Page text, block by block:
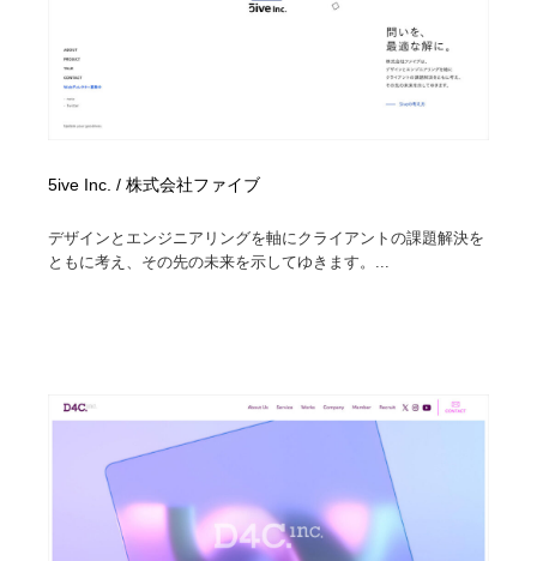
5ive Inc. / 株式会社ファイブ
デザインとエンジニアリングを軸にクライアントの課題解決を
ともに考え、その先の未来を示してゆきます。...